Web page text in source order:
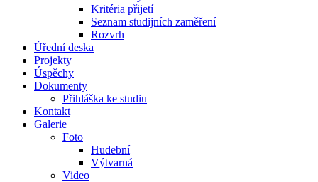
Kritéria přijetí
Seznam studijních zaměření
Rozvrh
Úřední deska
Projekty
Úspěchy
Dokumenty
Přihláška ke studiu
Kontakt
Galerie
Foto
Hudební
Výtvarná
Video